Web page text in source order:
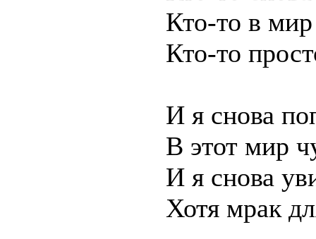
Кто-то в
Кто-то
И я снова
В этот мир
И я снова
Хотя мрак